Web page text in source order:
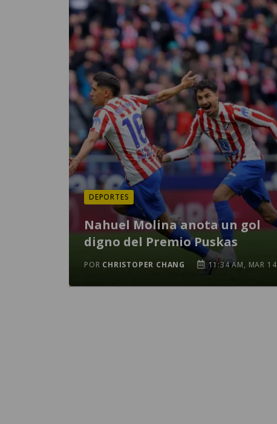
DEPORTES
Nahuel Molina anota un gol
digno del Premio Puskas
POR CHRISTOPER CHANG 11:34 AM, MAR 14